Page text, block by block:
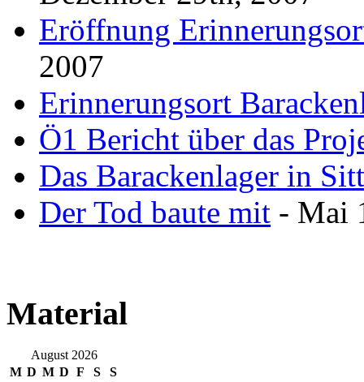
Eröffnung
2007
Erinnerungsort
Ö1 Bericht über das
Das Barackenlager in
Der Tod baute mit - Mai
Material
August 2026
M D M D F S
S